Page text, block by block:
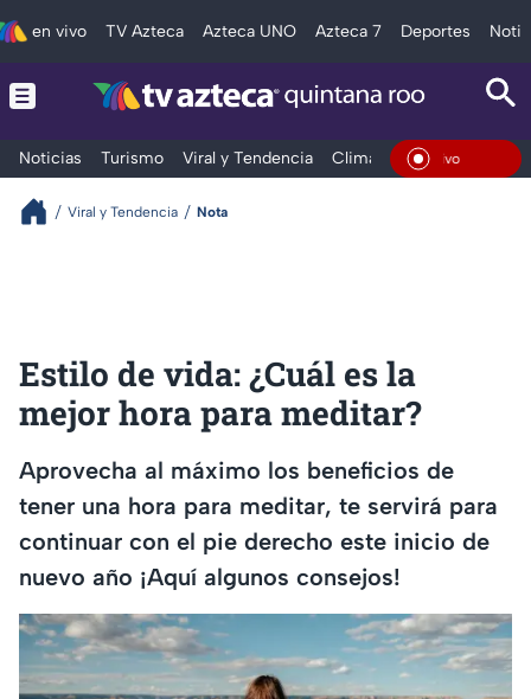
en vivo TV Azteca Azteca UNO Azteca 7 Deportes
Noticias Turismo Viral y Tendencia Clima Tráfico En
Viral y Tendencia Nota
Estilo de vida: ¿Cuál es la
mejor hora para meditar?
Aprovecha al máximo los beneficios de
tener una hora para meditar, te servirá para
continuar con el pie derecho este inicio de
nuevo año ¡Aquí algunos consejos!